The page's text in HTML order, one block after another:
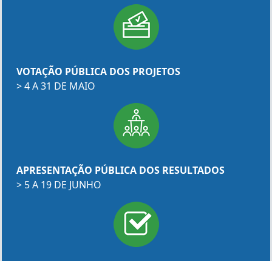
VOTAÇÃO PÚBLICA DOS PROJETOS
> 4 A 31 DE MAIO
APRESENTAÇÃO PÚBLICA DOS RESULTADOS
> 5 A 19 DE JUNHO